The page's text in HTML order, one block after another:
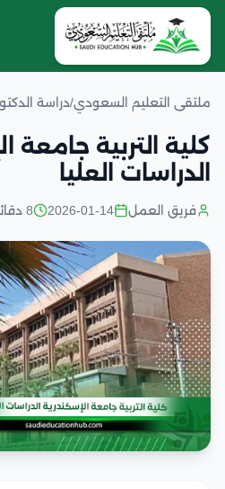
ملتقى التعليم السعودي/دراسة
كلية التربية جامعة
الدراسات العليا
فريق العمل 2026-01-14 8 دقائق قراءة